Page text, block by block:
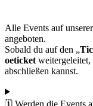
Alle Events auf
angeboten.
Sobald du auf den „
oeticketweitergeleitet,
abschließen kannst.